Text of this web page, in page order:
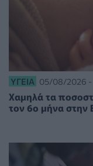
ΥΓΕΊΑ 05/08/2026 -
Χαμηλά τα
τον 6ο μήνα στην